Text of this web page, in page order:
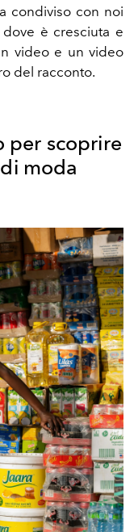
condiviso con noi
è cresciuta e
video e un video
del racconto.
per scoprire
moda